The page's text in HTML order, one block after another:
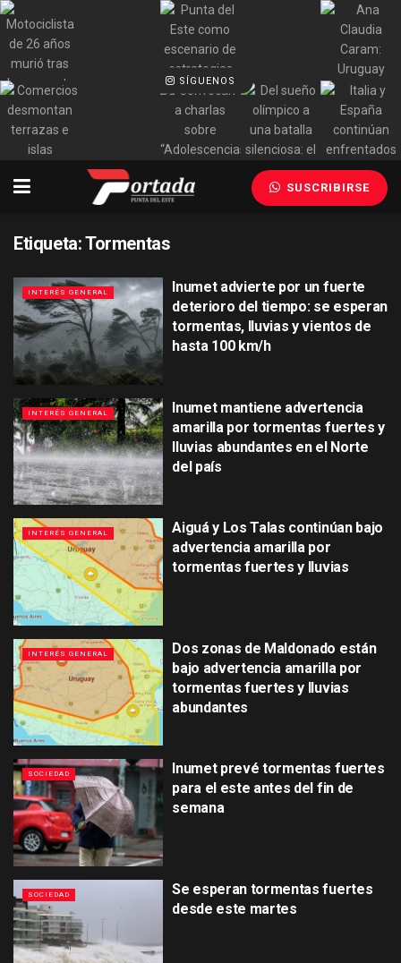
SÍGUENOS
SUSCRIBIRSE
Etiqueta:Tormentas
INTERÉS GENERAL
Inumet advierte por un fuerte
deterioro del tiempo: se esperan
tormentas, lluvias y vientos de
hasta 100 km/h
INTERÉS GENERAL
Inumet mantiene advertencia
amarilla por tormentas fuertes y
lluvias abundantes en el Norte
del país
INTERÉS GENERAL
Aiguá y Los Talas continúan bajo
advertencia amarilla por
tormentas fuertes y lluvias
INTERÉS GENERAL
Dos zonas de Maldonado están
bajo advertencia amarilla por
tormentas fuertes y lluvias
abundantes
SOCIEDAD
Inumet prevé tormentas fuertes
para el este antes del fin de
semana
SOCIEDAD
Se esperan tormentas fuertes
desde este martes